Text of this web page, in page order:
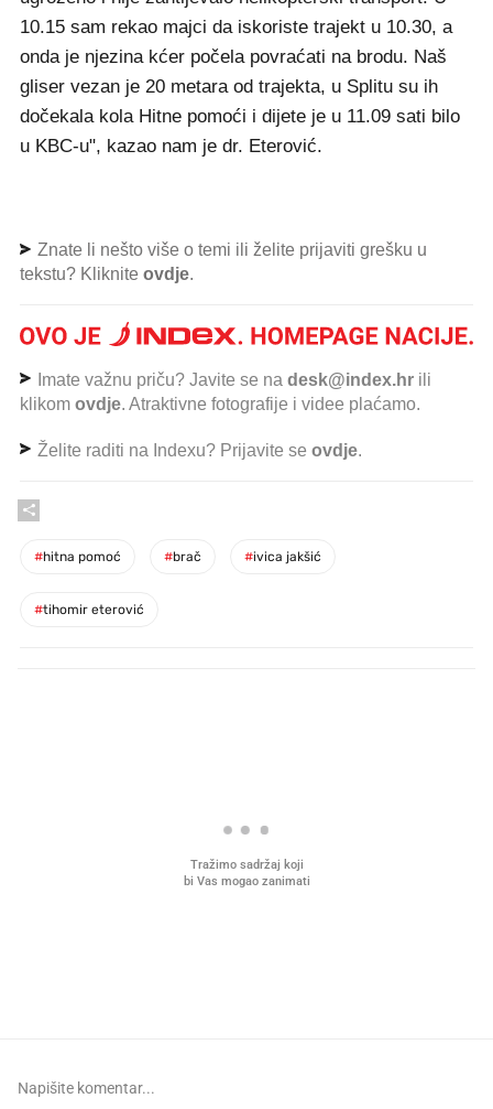
10.15 sam rekao majci da iskoriste trajekt u 10.30, a
onda je njezina kćer počela povraćati na brodu. Naš
gliser vezan je 20 metara od trajekta, u Splitu su ih
dočekala kola Hitne pomoći i dijete je u 11.09 sati bilo
u KBC-u", kazao nam je dr. Eterović.
Znate li nešto više o temi ili želite prijaviti grešku u
tekstu? Kliknite ovdje.
Imate važnu priču? Javite se na desk@index.hr ili
klikom ovdje. Atraktivne fotografije i videe plaćamo.
Želite raditi na Indexu? Prijavite se ovdje.
#hitna pomoć #brač #ivica jakšić
#tihomir eterović